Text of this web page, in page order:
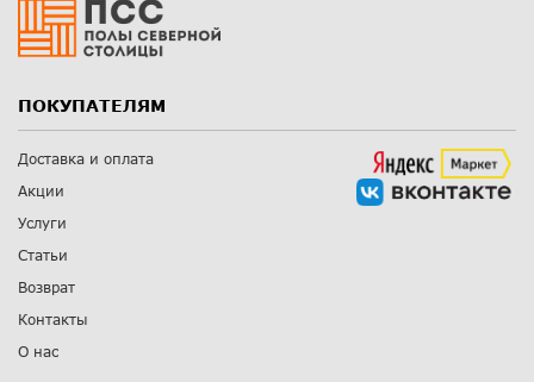
ПОКУПАТЕЛЯМ
Доставка и оплата
Акции
Услуги
Статьи
Возврат
Контакты
О нас